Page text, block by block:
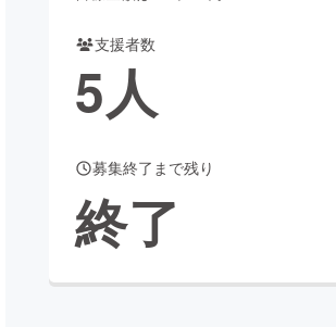
ーティー・ヘルスケア
支援者数
5人
募集終了まで残り
終了